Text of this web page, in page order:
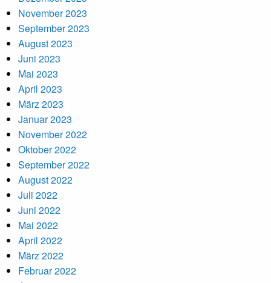
November 2023
September 2023
August 2023
Juni 2023
Mai 2023
April 2023
März 2023
Januar 2023
November 2022
Oktober 2022
September 2022
August 2022
Juli 2022
Juni 2022
Mai 2022
April 2022
März 2022
Februar 2022